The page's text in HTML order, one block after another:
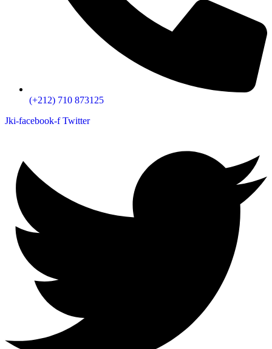
(+212) 710 873125
Jki-facebook-f Twitter